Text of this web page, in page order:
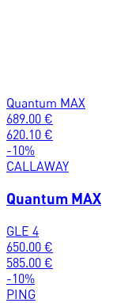
Quantum MAX
689.00 €
620.10 €
-10%
CALLAWAY
Quantum MAX
GLE 4
650.00 €
585.00 €
-10%
PING